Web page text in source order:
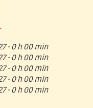
- 0 h 00 min
- 0 h 00 min
- 0 h 00 min
- 0 h 00 min
- 0 h 00 min